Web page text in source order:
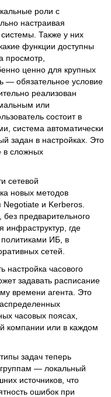
роли с
настраивая
Также у них
функции доступны
просмотр,
ценно для крупных
— обязательное условие
реализован
или
состоит в
система автоматически
задан в настройках. Это
в сложных
сетевой
новых методов
и Kerberos.
предварительного
инфраструктур, где
ИБ, в
сетей.
настройка часового
задавать расписание
времени агента. Это
часовых поясах,
компании или в каждом
задач теперь
— локальный
источников, что
ошибок при